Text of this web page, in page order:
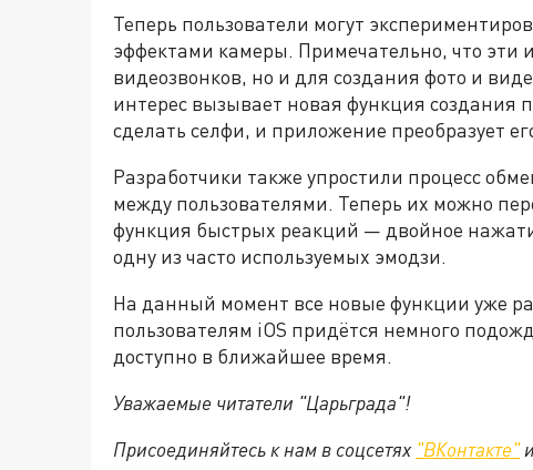
Теперь пользователи могут
эффектами камеры. Примечательно, что эти
видеозвонков, но и для создания фото и
интерес вызывает новая функция создания
сделать селфи, и приложение преобразует
Разработчики также упростили процесс
между пользователями. Теперь их можно
функция быстрых реакций — двойное
одну из часто используемых эмодзи.
На данный момент все новые функции уже
пользователям iOS придётся немного
доступно в ближайшее время.
Уважаемые читатели "Царьграда"!
Присоединяйтесь к нам в соцсетях "ВКонтакте"и